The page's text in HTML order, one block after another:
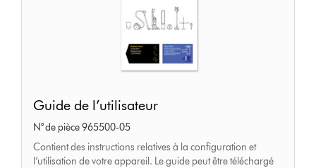
de
l’utilisateur
Guide de l’utilisateur
N° de pièce 965500-05
Contient des instructions relatives à la configuration et
l’utilisation de votre appareil. Le guide peut être téléchargé